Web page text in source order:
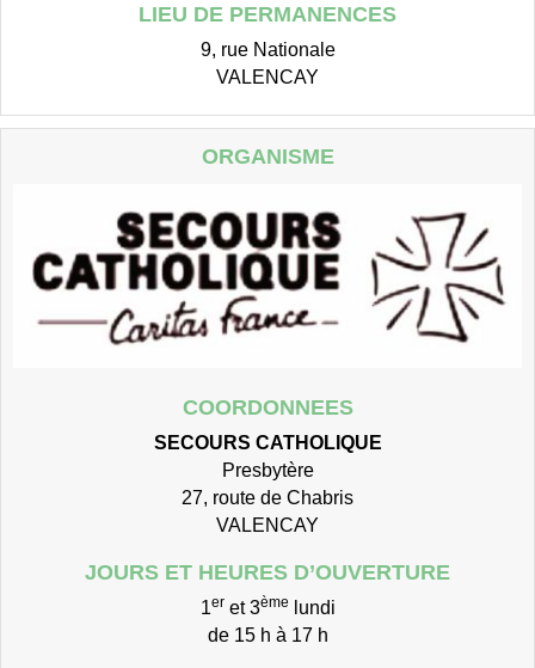
LIEU DE PERMANENCES
9, rue Nationale
VALENCAY
ORGANISME
COORDONNEES
SECOURS CATHOLIQUE
Presbytère
27, route de Chabris
VALENCAY
JOURS ET HEURES D’OUVERTURE
1eret 3ème lundi
de 15 h à 17 h